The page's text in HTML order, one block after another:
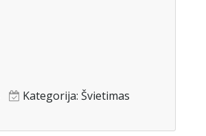
Kategorija: Švietimas